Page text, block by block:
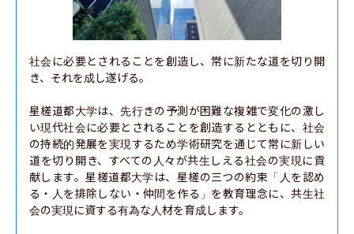
社会に必要とされることを創造し、常に新たな道を切り開
き、それを成し遂げる。
星槎道都大学は、先行きの予測が困難な複雑で変化の激し
い現代社会に必要とされることを創造するとともに、社会
の持続的発展を実現するため学術研究を通じて常に新しい
道を切り開き、すべての人々が共生しえる社会の実現に貢
献します。星槎道都大学は、星槎の三つの約束「人を認め
る・人を排除しない・仲間を作る」を教育理念に、共生社
会の実現に資する有為な人材を育成します。